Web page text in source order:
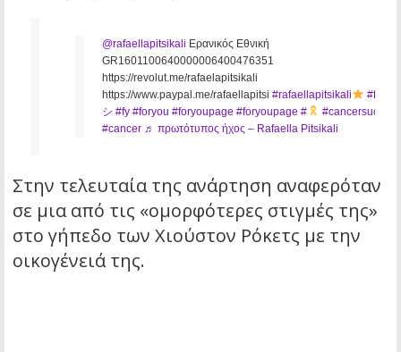
@rafaellapitsikali Ερανικός Εθνική
GR1601100640000006400476351
https://revolut.me/rafaelapitsikali
https://www.paypal.me/rafaellapitsi #rafaellapitsikali
#fyp
シ #fy #foryou #foryoupage #foryoupage #
#cancersucks
#cancer ♬ πρωτότυπος ήχος – Rafaella Pitsikali
Στην τελευταία της ανάρτηση αναφερόταν
σε μια από τις «ομορφότερες στιγμές της»
στο γήπεδο των Χιούστον Ρόκετς με την
οικογένειά της.